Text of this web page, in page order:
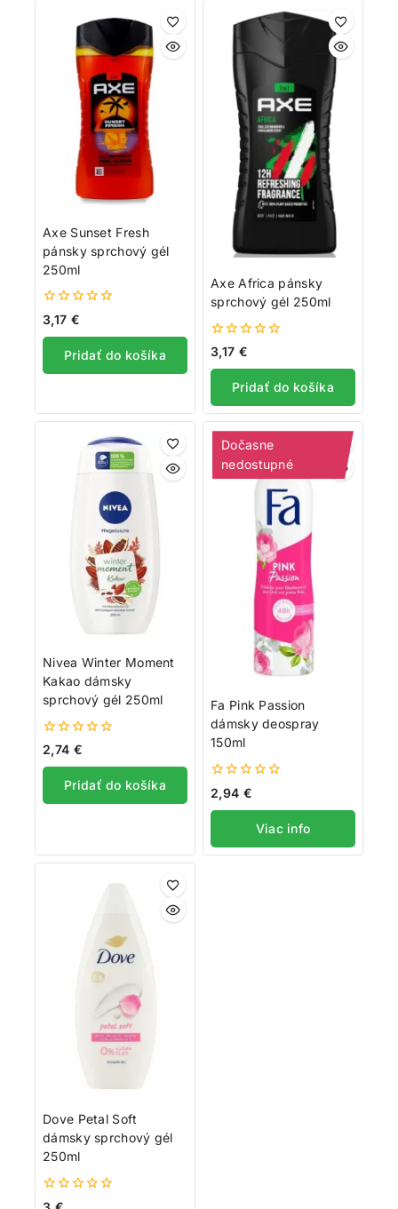
Axe Sunset Fresh
pánsky sprchový gél
250ml
0
z
5
3,17 €
Pridať do košíka
Axe Africa pánsky
sprchový gél 250ml
0
z
5
3,17 €
Pridať do košíka
Nivea Winter Moment
Kakao dámsky
sprchový gél 250ml
0
5
2,74 €
Pridať do košíka
Dočasne
nedostupné
Fa Pink Passion
dámsky deospray
150ml
0
5
2,94 €
Viac info
Dove Petal Soft
dámsky sprchový gél
250ml
0